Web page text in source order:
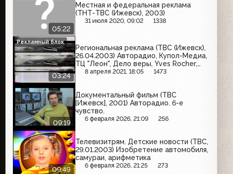
05:22
Местная и федеральная реклама
(ТНТ-ТВС (Ижевск), 2003)
31 июля 2020, 09:02 1338
03:24
Региональная реклама (ТВС (Ижевск),
26.04.2003) Авторадио, Купол-Медиа,
ТЦ "Леон", Дело веры, Yves Rocher,
Седьмое небо, Золинг, Сбербанк
8 апреля 2021, 18:05 1473
Рекламный блок
09:19
Документальный фильм (ТВС
[Ижевск], 2001) Авторадио. 6-е
чувство.
6 февраля 2026, 21:09 256
09:49
Телевизитрям. Детские новости (ТВС,
29.01.2003) Изобретение автомобиля,
самураи, арифметика
6 февраля 2026, 21:25 273